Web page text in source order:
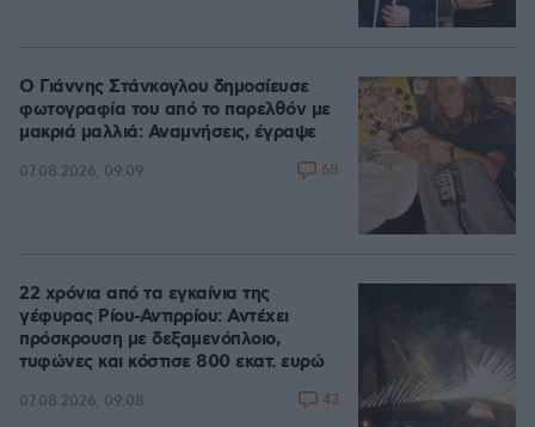
Ο Γιάννης Στάνκογλου δημοσίευσε
φωτογραφία του από το παρελθόν με
μακριά μαλλιά: Αναμνήσεις, έγραψε
07.08.2026, 09:09 68
22 χρόνια από τα εγκαίνια της
γέφυρας Ρίου-Αντιρρίου: Αντέχει
πρόσκρουση με δεξαμενόπλοιο,
τυφώνες και κόστισε 800 εκατ. ευρώ
07.08.2026, 09:08 43